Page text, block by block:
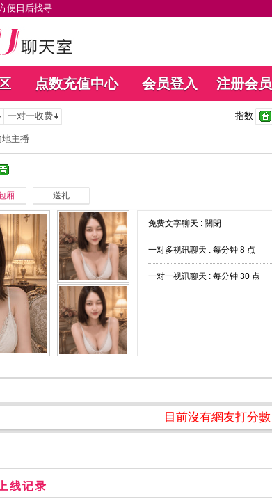
便日后找寻
点数充值中心 会员登入 注册会员
一对一收费 指数
地主播
厢 送礼
免费文字聊天 : 關閉
一对多视讯聊天 : 每分钟 8 点
一对一视讯聊天 : 每分钟 30 点
目前沒有網友打分數
线记录